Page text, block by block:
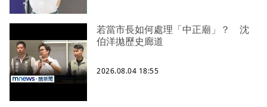
若當市長如何處理「中正廟」？ 沈
伯洋拋歷史廊道
2026.08.04 18:55